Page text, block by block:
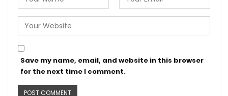
Save my name, email, and website in this browser
for the next time I comment.